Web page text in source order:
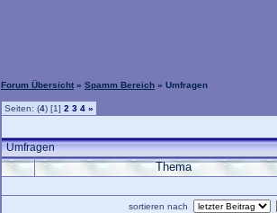
Forum Übersicht » Spamm Bereich » Umfragen
Seiten: (4) [1] 2 3 4 »
Umfragen
Thema
sortieren nach